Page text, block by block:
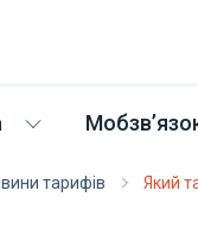
тарифів Який